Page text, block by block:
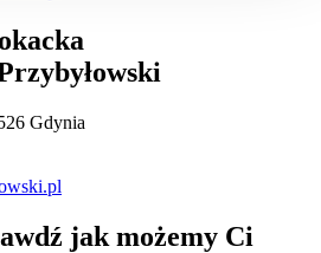
Gdynia
jak możemy Ci